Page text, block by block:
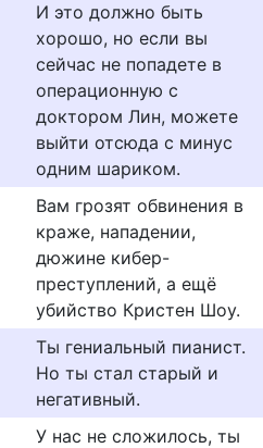
И это должно быть
хорошо, но если вы
сейчас не попадете в
операционную с
доктором Лин, можете
выйти отсюда с минус
одним шариком.
Вам грозят обвинения в
краже, нападении,
дюжине кибер-
преступлений, а ещё
убийство Кристен Шоу.
Ты гениальный пианист.
Но ты стал старый и
негативный.
У нас не сложилось, ты